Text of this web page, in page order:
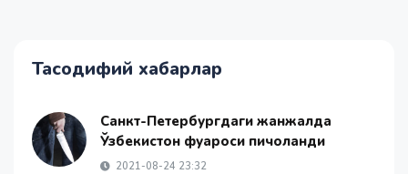
Тасодифий хабарлар
Санкт-Петербургдаги жанжалда
Ўзбекистон фуқароси пичоқланди
2021-08-24 23:32